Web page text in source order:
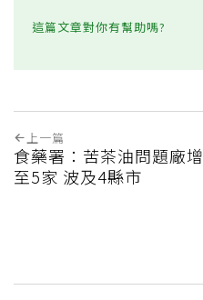
這篇文章對你有幫助嗎?
上一篇
食藥署：苦茶油問題廠增
至5家 波及4縣市